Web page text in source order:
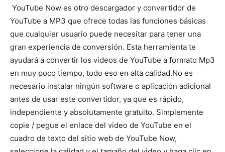
YouTube Now es otro descargador y convertidor de
YouTube a MP3 que ofrece todas las funciones básicas
que cualquier usuario puede necesitar para tener una
gran experiencia de conversión. Esta herramienta te
ayudará a convertir los videos de YouTube a formato Mp3
en muy poco tiempo, todo eso en alta calidad.No es
necesario instalar ningún software o aplicación adicional
antes de usar este convertidor, ya que es rápido,
independiente y absolutamente gratuito. Simplemente
copie / pegue el enlace del video de YouTube en el
cuadro de texto del sitio web de YouTube Now,